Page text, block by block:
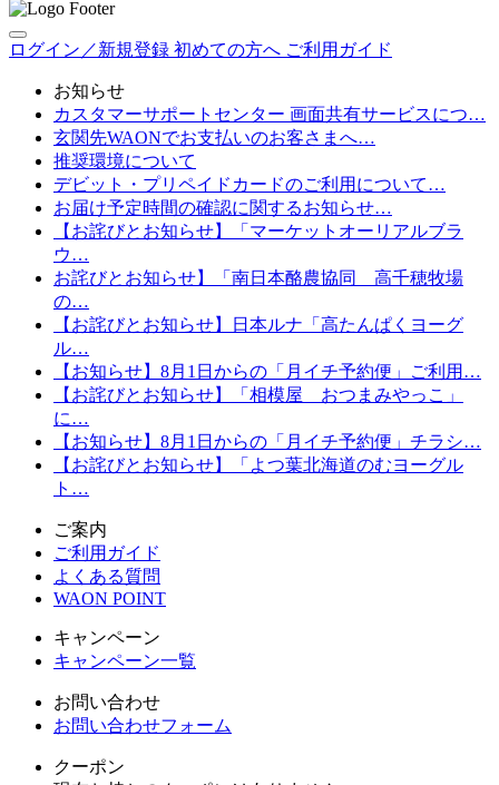
ログイン／新規登録 初めての方へ ご利用ガイド
お知らせ
カスタマーサポートセンター 画面共有サービスにつ…
玄関先WAONでお支払いのお客さまへ…
推奨環境について
デビット・プリペイドカードのご利用について…
お届け予定時間の確認に関するお知らせ…
【お詫びとお知らせ】「マーケットオーリアルブラ
ウ…
お詫びとお知らせ】「南日本酪農協同 高千穂牧場
の…
【お詫びとお知らせ】日本ルナ「高たんぱくヨーグ
ル…
【お知らせ】8月1日からの「月イチ予約便」ご利用…
【お詫びとお知らせ】「相模屋 おつまみやっこ」
に…
【お知らせ】8月1日からの「月イチ予約便」チラシ…
【お詫びとお知らせ】「よつ葉北海道のむヨーグル
ト…
ご案内
ご利用ガイド
よくある質問
WAON POINT
キャンペーン
キャンペーン一覧
お問い合わせ
お問い合わせフォーム
クーポン